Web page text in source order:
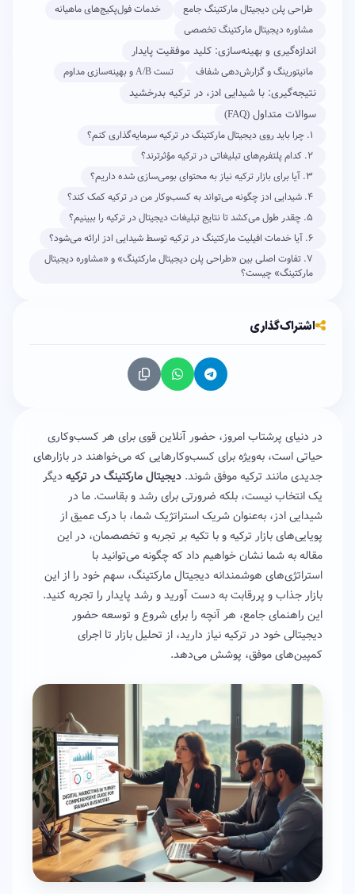
طراحی پلن دیجیتال مارکتینگ جامع
خدمات فول‌پکیج‌های ماهیانه
مشاوره دیجیتال مارکتینگ تخصصی
اندازه‌گیری و بهینه‌سازی: کلید موفقیت پایدار
مانیتورینگ و گزارش‌دهی شفاف تست A/B و بهینه‌سازی مداوم
نتیجه‌گیری: با شیدایی ادز، در ترکیه بدرخشید
سوالات متداول (FAQ)
۱. چرا باید روی دیجیتال مارکتینگ در ترکیه سرمایه‌گذاری کنم؟
۲. کدام پلتفرم‌های تبلیغاتی در ترکیه مؤثرترند؟
۳. آیا برای بازار ترکیه نیاز به محتوای بومی‌سازی شده داریم؟
۴. شیدایی ادز چگونه می‌تواند به کسب‌وکار من در ترکیه کمک کند؟
۵. چقدر طول می‌کشد تا نتایج تبلیغات دیجیتال در ترکیه را ببینیم؟
۶. آیا خدمات افیلیت مارکتینگ در ترکیه توسط شیدایی ادز ارائه می‌شود؟
۷. تفاوت اصلی بین «طراحی پلن دیجیتال مارکتینگ» و «مشاوره دیجیتال
مارکتینگ» چیست؟
اشتراک‌گذاری
در دنیای پرشتاب امروز، حضور آنلاین قوی برای هر کسب‌وکاری
حیاتی است، به‌ویژه برای کسب‌وکارهایی که می‌خواهند در بازارهای
جدیدی مانند ترکیه موفق شوند. دیجیتال مارکتینگ در ترکیه دیگر
یک انتخاب نیست، بلکه ضرورتی برای رشد و بقاست. ما در
شیدایی ادز، به‌عنوان شریک استراتژیک شما، با درک عمیق از
پویایی‌های بازار ترکیه و با تکیه بر تجربه و تخصصمان، در این
مقاله به شما نشان خواهیم داد که چگونه می‌توانید با
استراتژی‌های هوشمندانه دیجیتال مارکتینگ، سهم خود را از این
بازار جذاب و پررقابت به دست آورید و رشد پایدار را تجربه کنید.
این راهنمای جامع، هر آنچه را برای شروع و توسعه حضور
دیجیتالی خود در ترکیه نیاز دارید، از تحلیل بازار تا اجرای
کمپین‌های موفق، پوشش می‌دهد.